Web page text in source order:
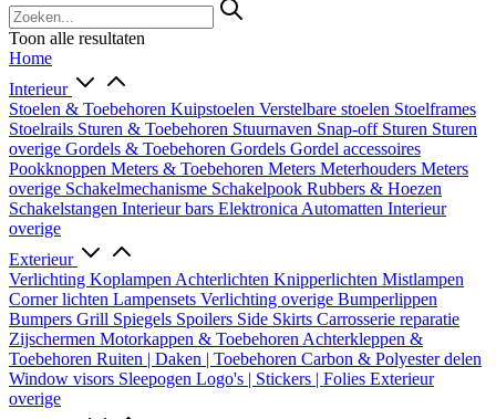
Toon alle resultaten
Home
Interieur
Stoelen & Toebehoren Kuipstoelen Verstelbare stoelen Stoelframes
Stoelrails Sturen & Toebehoren Stuurnaven Snap-off Sturen Sturen
overige Gordels & Toebehoren Gordels Gordel accessoires
Pookknoppen Meters & Toebehoren Meters Meterhouders Meters
overige Schakelmechanisme Schakelpook Rubbers & Hoezen
Schakelstangen Interieur bars Elektronica Automatten Interieur
overige
Exterieur
Verlichting Koplampen Achterlichten Knipperlichten Mistlampen
Corner lichten Lampensets Verlichting overige Bumperlippen
Bumpers Grill Spiegels Spoilers Side Skirts Carrosserie reparatie
Zijschermen Motorkappen & Toebehoren Achterkleppen &
Toebehoren Ruiten | Daken | Toebehoren Carbon & Polyester delen
Window visors Sleepogen Logo's | Stickers | Folies Exterieur
overige